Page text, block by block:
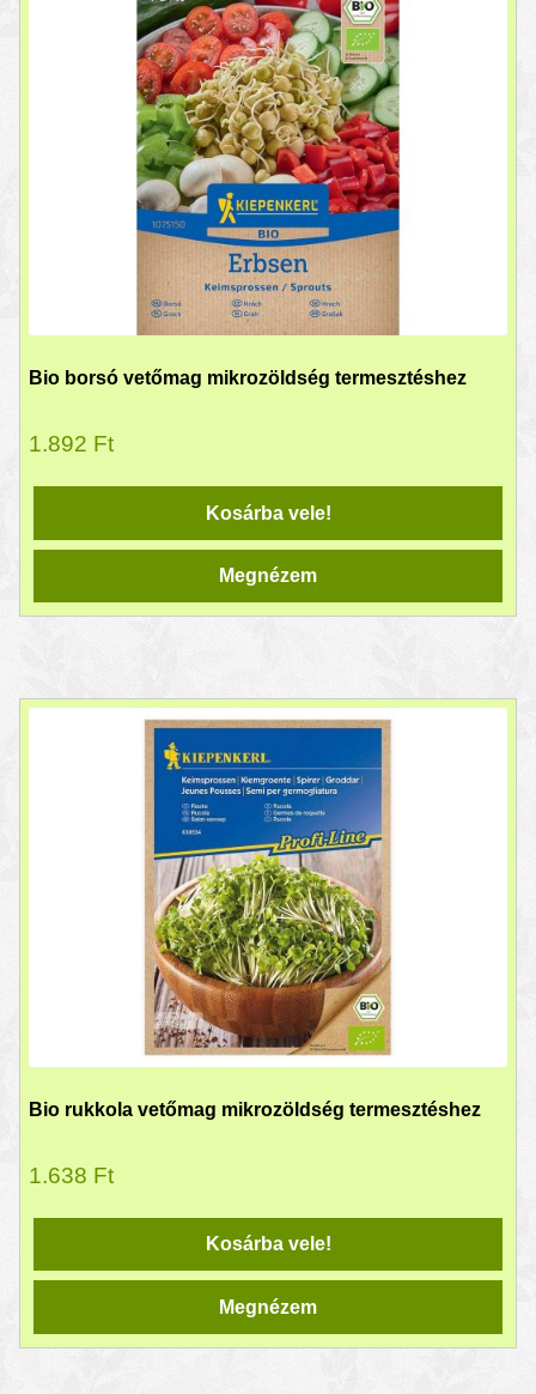
Bio borsó vetőmag mikrozöldség termesztéshez
1.892 Ft
Kosárba vele!
Megnézem
Bio rukkola vetőmag mikrozöldség termesztéshez
1.638 Ft
Kosárba vele!
Megnézem